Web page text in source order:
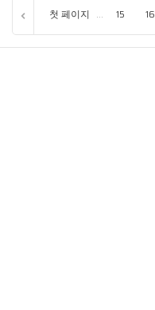
첫 페이지 ... 15 16